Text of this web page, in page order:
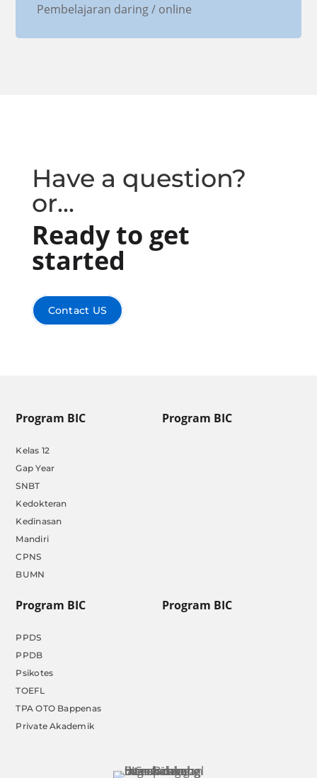
Pembelajaran daring / online
Have a question?
or...
Ready to get
started
Contact US
Program BIC
Kelas 12
Gap Year
SNBT
Kedokteran
Kedinasan
Mandiri
CPNS
BUMN
Program BIC
Program BIC
PPDS
PPDB
Psikotes
TOEFL
TPA OTO Bappenas
Private Akademik
Program BIC